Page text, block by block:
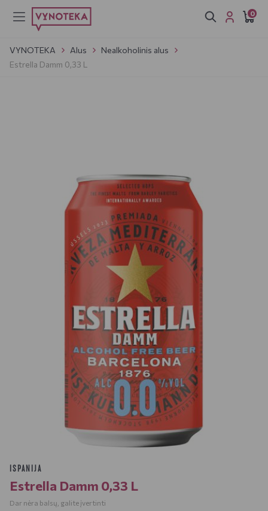
0
VYNOTEKA Alus
Nealkoholinis alus
Estrella Damm 0,33 L
ISPANIJA
Estrella Damm 0,33 L
Dar nėra balsų, galite įvertinti